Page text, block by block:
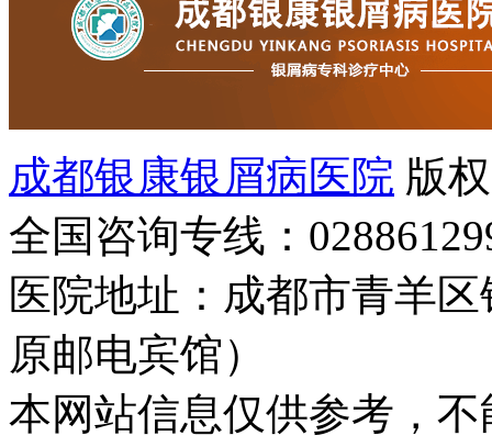
成都银康银屑病医院 版
全国咨询专线：
医院地址：成都市青羊
原邮电宾馆）
本网站信息仅供参考，